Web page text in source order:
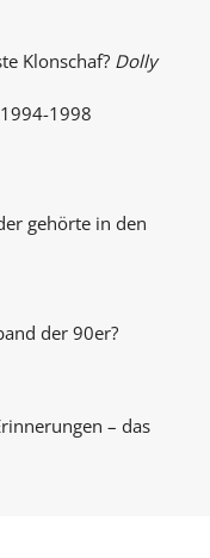
Klonschaf? Dolly
1998
gehörte in den
der 90er?
– das